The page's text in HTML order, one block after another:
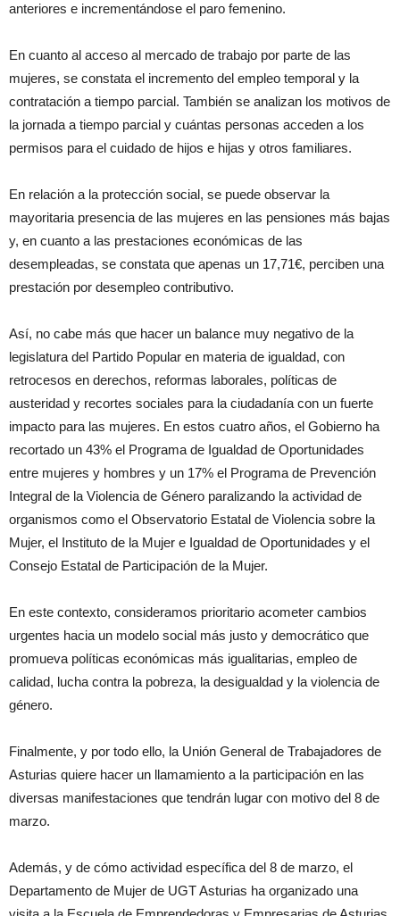
anteriores e incrementándose el paro femenino.
En cuanto al acceso al mercado de trabajo por parte de las
mujeres, se constata el incremento del empleo temporal y la
contratación a tiempo parcial. También se analizan los motivos de
la jornada a tiempo parcial y cuántas personas acceden a los
permisos para el cuidado de hijos e hijas y otros familiares.
En relación a la protección social, se puede observar la
mayoritaria presencia de las mujeres en las pensiones más bajas
y, en cuanto a las prestaciones económicas de las
desempleadas, se constata que apenas un 17,71€, perciben una
prestación por desempleo contributivo.
Así, no cabe más que hacer un balance muy negativo de la
legislatura del Partido Popular en materia de igualdad, con
retrocesos en derechos, reformas laborales, políticas de
austeridad y recortes sociales para la ciudadanía con un fuerte
impacto para las mujeres. En estos cuatro años, el Gobierno ha
recortado un 43% el Programa de Igualdad de Oportunidades
entre mujeres y hombres y un 17% el Programa de Prevención
Integral de la Violencia de Género paralizando la actividad de
organismos como el Observatorio Estatal de Violencia sobre la
Mujer, el Instituto de la Mujer e Igualdad de Oportunidades y el
Consejo Estatal de Participación de la Mujer.
En este contexto, consideramos prioritario acometer cambios
urgentes hacia un modelo social más justo y democrático que
promueva políticas económicas más igualitarias, empleo de
calidad, lucha contra la pobreza, la desigualdad y la violencia de
género.
Finalmente, y por todo ello, la Unión General de Trabajadores de
Asturias quiere hacer un llamamiento a la participación en las
diversas manifestaciones que tendrán lugar con motivo del 8 de
marzo.
Además, y de cómo actividad específica del 8 de marzo, el
Departamento de Mujer de UGT Asturias ha organizado una